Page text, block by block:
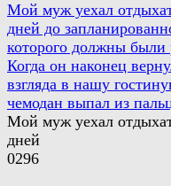
Мой муж уехал
дней до
которого должны
Когда он наконец
взгляда в нашу
чемодан выпал из
Мой муж уехал
дней
0296